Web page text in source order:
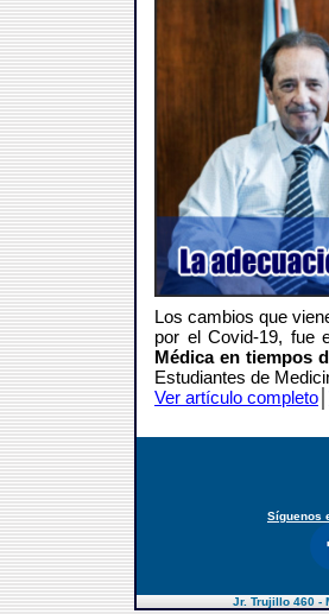
Los cambios que
por el Covid-19, fue
Médica en tiempos
Estudiantes de
Ver artículo completo
Síguenos
Jr. Trujillo 460